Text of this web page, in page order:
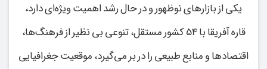
یکی از بازارهای نوظهور و در حال رشد اهمیت ویژه‌ای دارد،
قاره آفریقا با 54 کشور مستقل، تنوعی بی‌ نظیر از فرهنگ‌ها،
اقتصادها و منابع طبیعی را در بر می‌گیرد، موقعیت جغرافیایی